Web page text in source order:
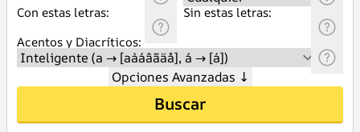
Con estas letras:
Sin estas letras:
Acentos y Diacríticos:
Opciones Avanzadas ↓
Buscar